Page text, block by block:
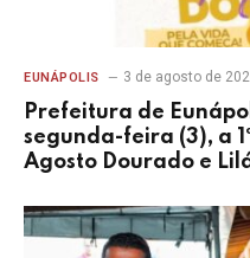
EUNÁPOLIS 3 de agosto de
Prefeitura de
segunda-feira (3), a
Agosto Dourado e